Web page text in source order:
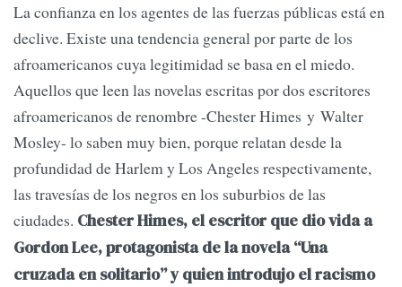
La confianza en los agentes de las fuerzas públicas está en
declive. Existe una tendencia general por parte de los
afroamericanos cuya legitimidad se basa en el miedo.
Aquellos que leen las novelas escritas por dos escritores
afroamericanos de renombre -Chester Himes y Walter
Mosley- lo saben muy bien, porque relatan desde la
profundidad de Harlem y Los Angeles respectivamente,
las travesías de los negros en los suburbios de las
ciudades. Chester Himes, el escritor que dio vida a
Gordon Lee, protagonista de la novela “Una
cruzada en solitario” y quien introdujo el racismo